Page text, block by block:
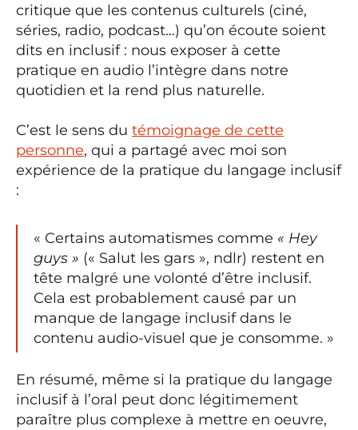
critique que les contenus culturels (ciné,
séries, radio, podcast…) qu’on écoute soient
dits en inclusif : nous exposer à cette
pratique en audio l’intègre dans notre
quotidien et la rend plus naturelle.
C’est le sens du témoignage de cette
personne, qui a partagé avec moi son
expérience de la pratique du langage inclusif
:
« Certains automatismes comme « Hey
guys » (« Salut les gars », ndlr) restent en
tête malgré une volonté d’être inclusif.
Cela est probablement causé par un
manque de langage inclusif dans le
contenu audio-visuel que je consomme. »
En résumé, même si la pratique du langage
inclusif à l’oral peut donc légitimement
paraître plus complexe à mettre en oeuvre,